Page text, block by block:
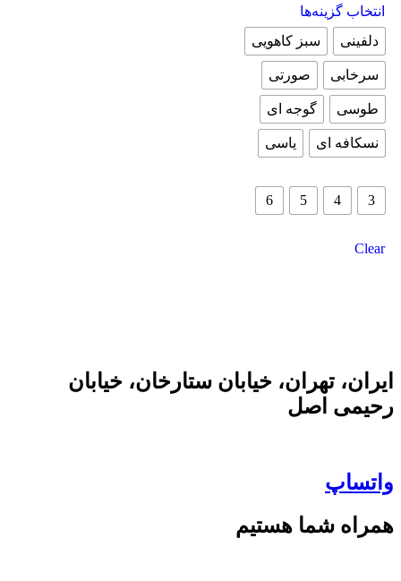
انتخاب گزینه‌هامحصول
دارای
انواع
مختلفی
می
باشد.
گزینه
ها
ممکن
در
صفحه
محصول
دلفینی سبز کاهویی
سرخابی صورتی
طوسی گوجه ای
نسکافه ای یاسی
Clear
تهران، خیابان ستارخان، خیابان
اصل
شما هستیم